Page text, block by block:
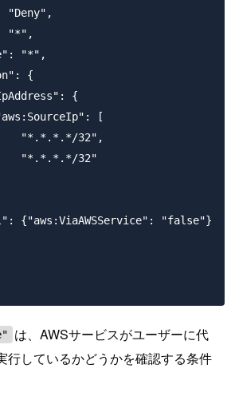
"Deny",
"*",
"*",
{
{
[
"*.*.*.*/32",
"*.*.*.*/32"
{"aws:ViaAWSService": "false"}
は、AWSサービスがユーザーに代
行しているかどうかを確認する条件